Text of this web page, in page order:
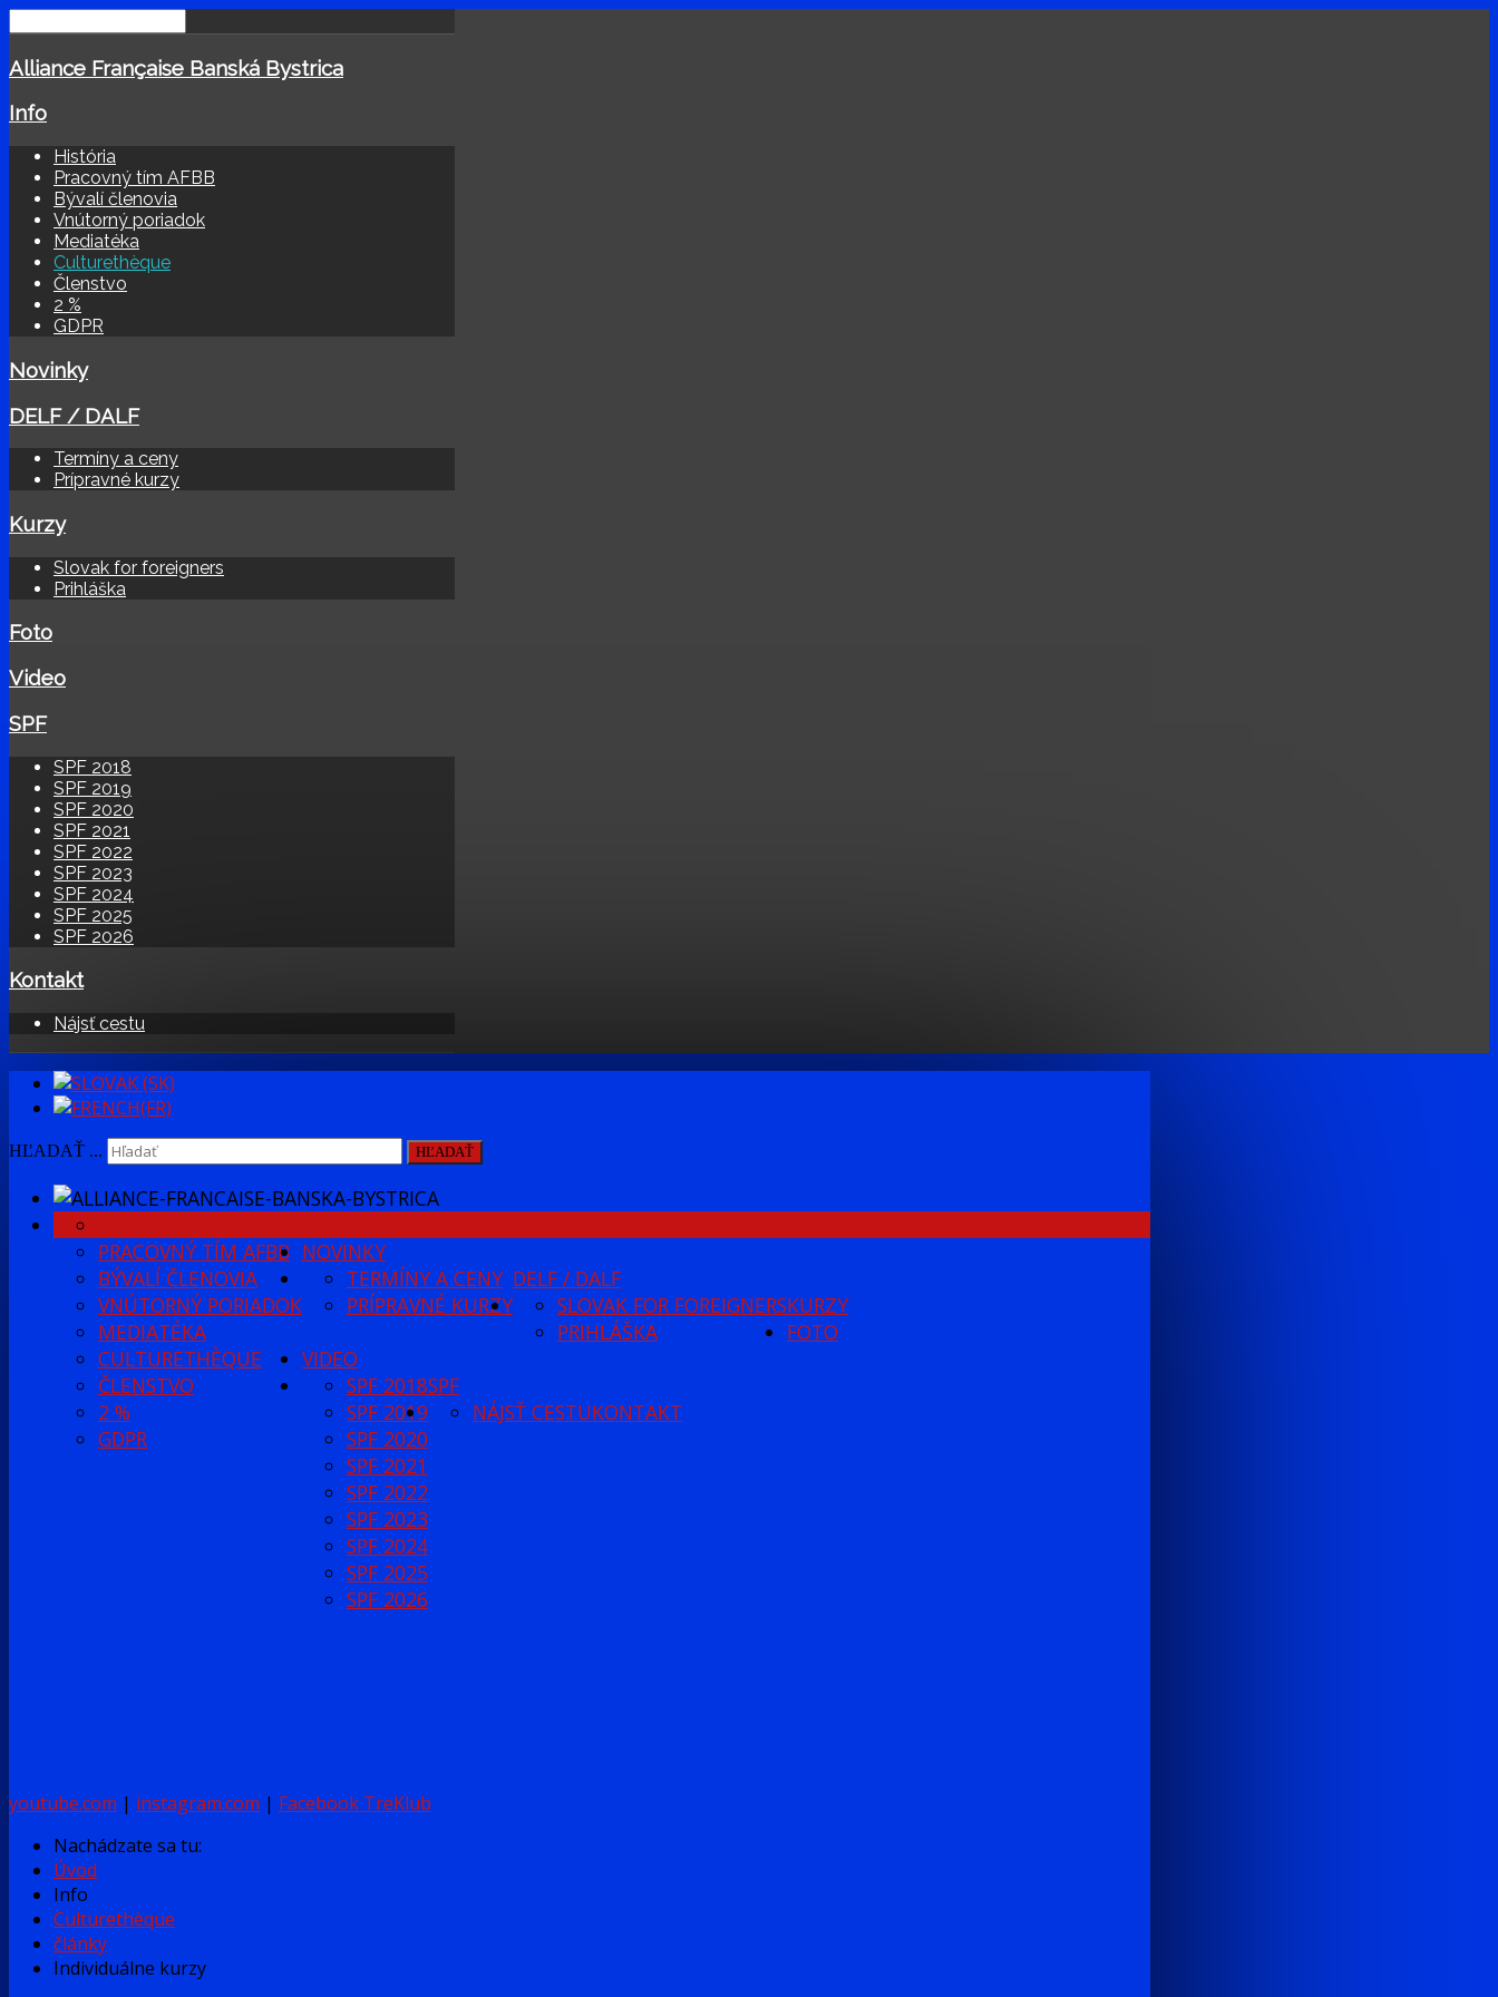
Alliance Française Banská Bystrica
Info
História
Pracovný tím AFBB
Bývalí členovia
Vnútorný poriadok
Mediatéka
Culturethèque
Členstvo
2 %
GDPR
Novinky
DELF / DALF
Termíny a ceny
Prípravné kurzy
Kurzy
Slovak for foreigners
Prihláška
Foto
Video
SPF
SPF 2018
SPF 2019
SPF 2020
SPF 2021
SPF 2022
SPF 2023
SPF 2024
SPF 2025
SPF 2026
Kontakt
Nájsť cestu
HĽADAŤ ... HĽADAŤ
PRACOVNÝ TÍM AFBB
BÝVALÍ ČLENOVIA
VNÚTORNÝ PORIADOK
MEDIATÉKA
CULTURETHÈQUE
ČLENSTVO
2 %
GDPR
NOVINKY
DELF / DALF
TERMÍNY A CENY
PRÍPRAVNÉ KURZY
KURZY
SLOVAK FOR FOREIGNERS
PRIHLÁŠKA
FOTO
VIDEO
SPF
SPF 2018
SPF 2019
SPF 2020
SPF 2021
SPF 2022
SPF 2023
SPF 2024
SPF 2025
SPF 2026
KONTAKT
NÁJSŤ CESTU
youtube.com | instagram.com | Facebook TreKlub
Nachádzate sa tu:
Úvod
Info
Culturethèque
články
Individuálne kurzy